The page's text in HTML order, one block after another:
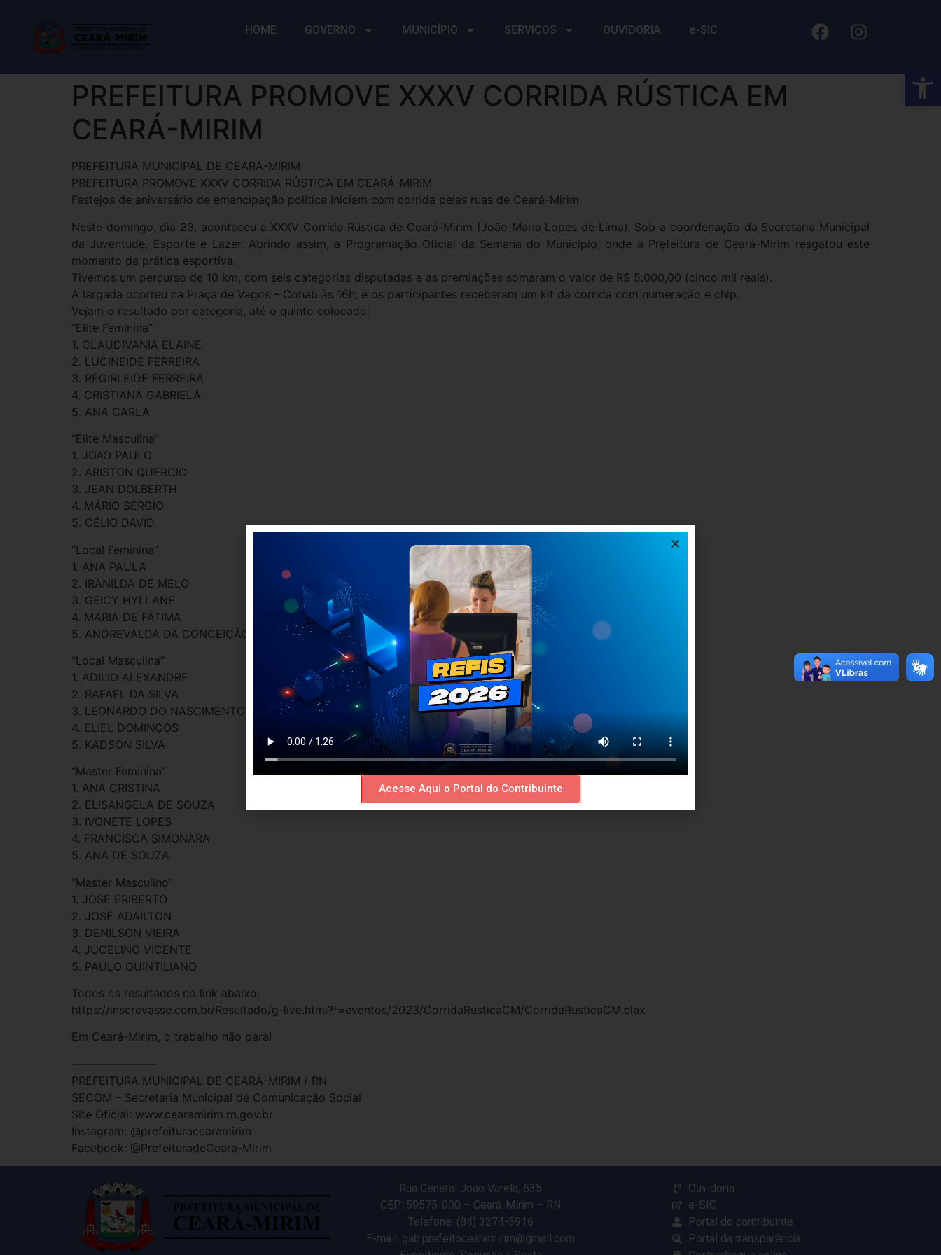
Barra de
HOME GOVERNO MUNICÍPIO SERVIÇOS OUVIDORIA e-SIC
PREFEITURA PROMOVE XXXV CORRIDA RÚSTICA EM
CEARÁ-MIRIM
PREFEITURA MUNICIPAL DE CEARÁ-MIRIM
PREFEITURA PROMOVE XXXV CORRIDA RÚSTICA EM CEARÁ-MIRIM
Festejos de aniversário de emancipação política iniciam com corrida pelas ruas de Ceará-Mirim
Neste domingo, dia 23, aconteceu a XXXV Corrida Rústica de Ceará-Mirim (João Maria Lopes de Lima). Sob a coordenação da Secretaria Municipal
da Juventude, Esporte e Lazer. Abrindo assim, a Programação Oficial da Semana do Município, onde a Prefeitura de Ceará-Mirim resgatou este
momento da prática esportiva.
Tivemos um percurso de 10 km, com seis categorias disputadas e as premiações somaram o valor de R$ 5.000,00 (cinco mil reais).
A largada ocorreu na Praça de Vagos – Cohab às 16h, e os participantes receberam um kit da corrida com numeração e chip.
Vejam o resultado por categoria, até o quinto colocado:
“Elite Feminina”
1. CLAUDIVANIA ELAINE
2. LUCINEIDE FERREIRA
3. REGIRLEIDE FERREIRA
4. CRISTIANA GABRIELA
5. ANA CARLA
“Elite Masculina”
1. JOAO PAULO
2. ARISTON QUERCIO
3. JEAN DOLBERTH
4. MÁRIO SÉRGIO
5. CÉLIO DAVID
“Local Feminina”
1. ANA PAULA
2. IRANILDA DE MELO
3. GEICY HYLLANE
4. MARIA DE FÁTIMA
5. ANDREVALDA DA CONCEIÇÃO
“Local Masculina”
1. ADILIO ALEXANDRE
2. RAFAEL DA SILVA
3. LEONARDO DO NASCIMENTO
4. ELIEL DOMINGOS
5. KADSON SILVA
“Master Feminina”
1. ANA CRISTINA
2. ELISANGELA DE SOUZA
3. IVONETE LOPES
4. FRANCISCA SIMONARA
5. ANA DE SOUZA
“Master Masculino”
1. JOSE ERIBERTO
2. JOSÉ ADAILTON
3. DENILSON VIEIRA
4. JUCELINO VICENTE
5. PAULO QUINTILIANO
Todos os resultados no link abaixo:
https://inscrevasse.com.br/Resultado/g-live.html?f=eventos/2023/CorridaRusticaCM/CorridaRusticaCM.clax
Em Ceará-Mirim, o trabalho não para!
———————–
PREFEITURA MUNICIPAL DE CEARÁ-MIRIM / RN
SECOM – Secretaria Municipal de Comunicação Social
Site Oficial: www.cearamirim.rn.gov.br
Instagram: @prefeituracearamirim
Facebook: @PrefeituradeCeará-Mirim
Rua General João Varela, 635
CEP: 59575-000 – Ceará-Mirim – RN
Telefone: (84) 3274-5916
E-mail: gab.prefeitocearamirim@gmail.com
Ouvidoria
e-SIC
Portal do contribuinte
Portal da transparência
Acesse Aqui o Portal do Contribuinte